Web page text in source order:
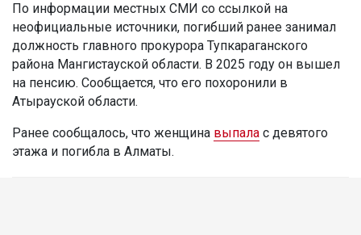
По информации местных СМИ со ссылкой на
неофициальные источники, погибший ранее занимал
должность главного прокурора Тупкараганского
района Мангистауской области. В 2025 году он вышел
на пенсию. Сообщается, что его похоронили в
Атырауской области.
Ранее сообщалось, что женщина выпала с девятого
этажа и погибла в Алматы.